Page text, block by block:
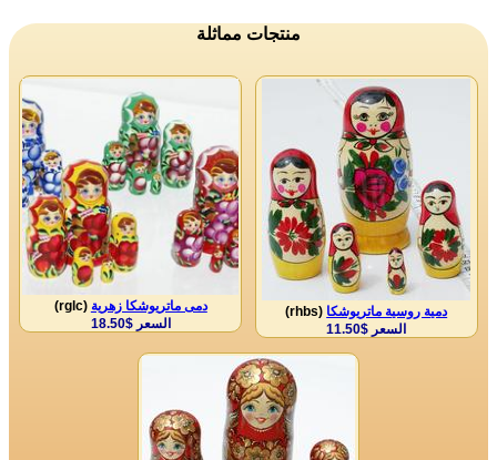
منتجات مماثلة
دمية روسية ماتريوشكا(rhbs)
السعر $11.50
دمى ماتريوشكا زهرية (rglc)
السعر $18.50